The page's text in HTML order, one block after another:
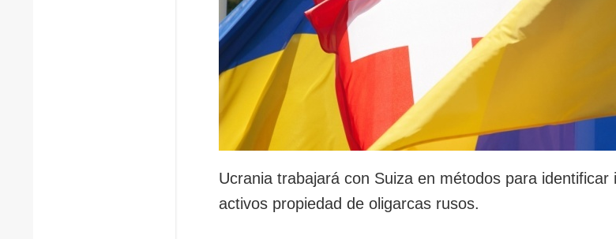
Ucrania trabajará con Suiza en métodos para identificar
activos propiedad de oligarcas rusos.